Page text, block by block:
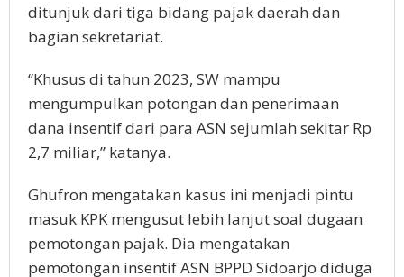
ditunjuk dari tiga bidang pajak daerah dan
bagian sekretariat.
“Khusus di tahun 2023, SW mampu
mengumpulkan potongan dan penerimaan
dana insentif dari para ASN sejumlah sekitar Rp
2,7 miliar,” katanya.
Ghufron mengatakan kasus ini menjadi pintu
masuk KPK mengusut lebih lanjut soal dugaan
pemotongan pajak. Dia mengatakan
pemotongan insentif ASN BPPD Sidoarjo diduga